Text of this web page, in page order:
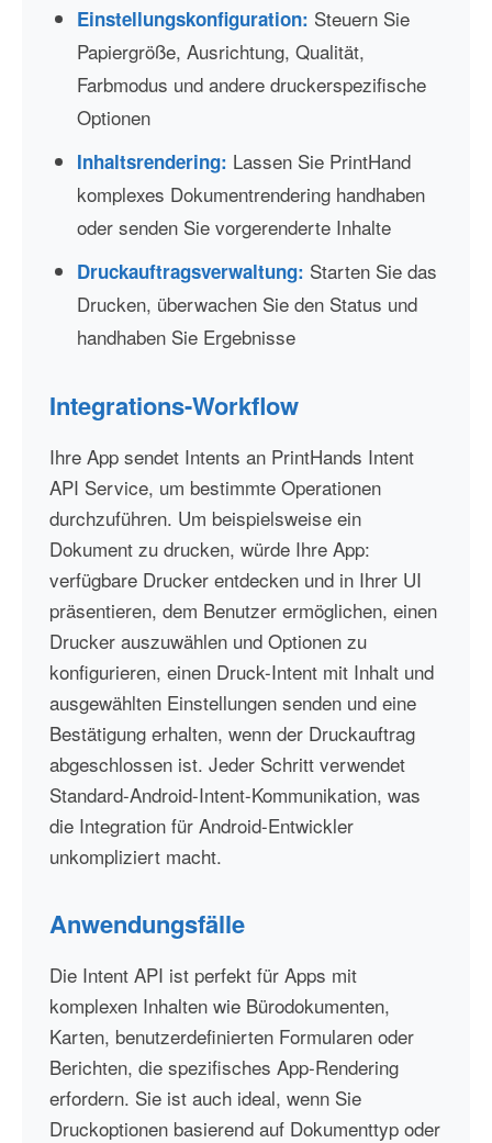
Einstellungskonfiguration: Steuern Sie
Papiergröße, Ausrichtung, Qualität,
Farbmodus und andere druckerspezifische
Optionen
Inhaltsrendering: Lassen Sie PrintHand
komplexes Dokumentrendering handhaben
oder senden Sie vorgerenderte Inhalte
Druckauftragsverwaltung: Starten Sie das
Drucken, überwachen Sie den Status und
handhaben Sie Ergebnisse
Integrations-Workflow
Ihre App sendet Intents an PrintHands Intent
API Service, um bestimmte Operationen
durchzuführen. Um beispielsweise ein
Dokument zu drucken, würde Ihre App:
verfügbare Drucker entdecken und in Ihrer UI
präsentieren, dem Benutzer ermöglichen, einen
Drucker auszuwählen und Optionen zu
konfigurieren, einen Druck-Intent mit Inhalt und
ausgewählten Einstellungen senden und eine
Bestätigung erhalten, wenn der Druckauftrag
abgeschlossen ist. Jeder Schritt verwendet
Standard-Android-Intent-Kommunikation, was
die Integration für Android-Entwickler
unkompliziert macht.
Anwendungsfälle
Die Intent API ist perfekt für Apps mit
komplexen Inhalten wie Bürodokumenten,
Karten, benutzerdefinierten Formularen oder
Berichten, die spezifisches App-Rendering
erfordern. Sie ist auch ideal, wenn Sie
Druckoptionen basierend auf Dokumenttyp oder